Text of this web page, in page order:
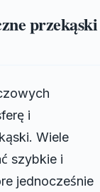
przekąski
i
Wiele
szybkie i
jednocześnie